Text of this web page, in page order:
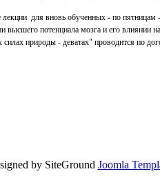
для вновь обученных - по
потенциала мозга и его влиянии
природы - деватах" проводится по
by SiteGround Joomla